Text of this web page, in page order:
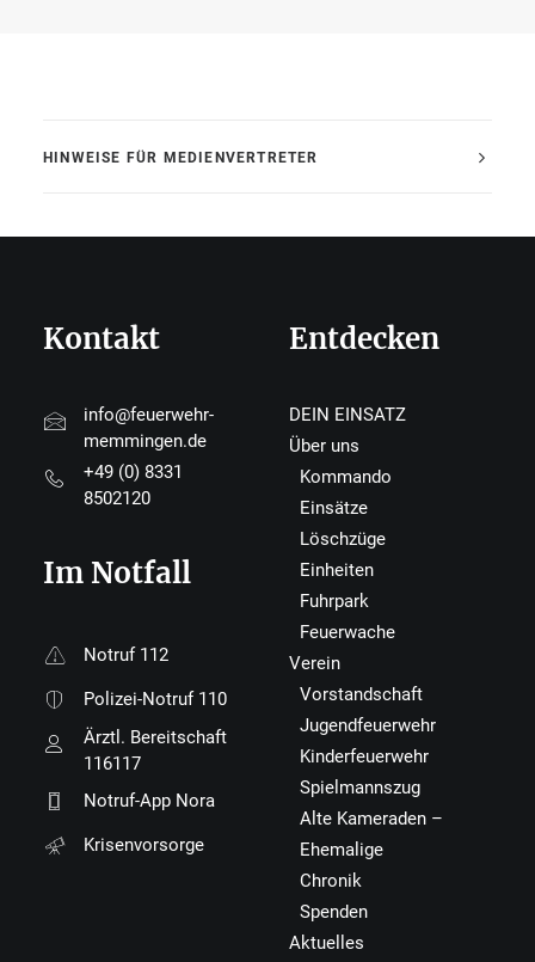
HINWEISE FÜR MEDIENVERTRETER
Kontakt
info@feuerwehr-
memmingen.de
+49 (0) 8331
8502120
Im Notfall
Notruf 112
Polizei-Notruf 110
Ärztl. Bereitschaft
116117
Notruf-App Nora
Krisenvorsorge
Entdecken
DEIN EINSATZ
Über uns
Kommando
Einsätze
Löschzüge
Einheiten
Fuhrpark
Feuerwache
Verein
Vorstandschaft
Jugendfeuerwehr
Kinderfeuerwehr
Spielmannszug
Alte Kameraden –
Ehemalige
Chronik
Spenden
Aktuelles